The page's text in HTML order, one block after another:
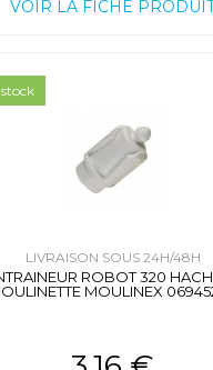
VOIR LA FICHE
LIVRAISON SOUS 24H/48H
ROBOT 320
MOULINEX